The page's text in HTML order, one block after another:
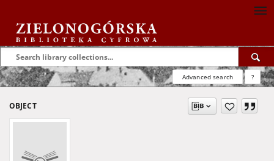
Advanced search ?
OBJECT